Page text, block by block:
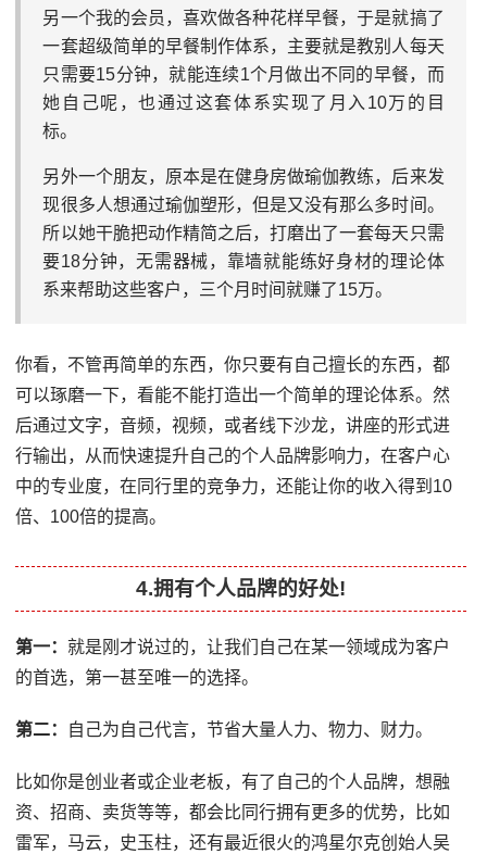
另一个我的会员，喜欢做各种花样早餐，于是就搞了
一套超级简单的早餐制作体系，主要就是教别人每天
只需要15分钟，就能连续1个月做出不同的早餐，而
她自己呢，也通过这套体系实现了月入10万的目
标。
另外一个朋友，原本是在健身房做瑜伽教练，后来发
现很多人想通过瑜伽塑形，但是又没有那么多时间。
所以她干脆把动作精简之后，打磨出了一套每天只需
要18分钟，无需器械，靠墙就能练好身材的理论体
系来帮助这些客户，三个月时间就赚了15万。
你看，不管再简单的东西，你只要有自己擅长的东西，都
可以琢磨一下，看能不能打造出一个简单的理论体系。然
后通过文字，音频，视频，或者线下沙龙，讲座的形式进
行输出，从而快速提升自己的个人品牌影响力，在客户心
中的专业度，在同行里的竞争力，还能让你的收入得到10
倍、100倍的提高。
4.拥有个人品牌的好处!
第一：就是刚才说过的，让我们自己在某一领域成为客户
的首选，第一甚至唯一的选择。
第二： 自己为自己代言，节省大量人力、物力、财力。
比如你是创业者或企业老板，有了自己的个人品牌，想融
资、招商、卖货等等，都会比同行拥有更多的优势，比如
雷军，马云，史玉柱，还有最近很火的鸿星尔克创始人吴